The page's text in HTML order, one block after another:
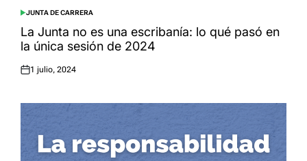
POSTED
IN
JUNTA DE CARRERA
La Junta no es una escribanía: lo qué pasó en
la única sesión de 2024
Posted
1 julio, 2024